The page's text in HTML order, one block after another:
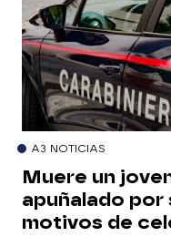
A3 NOTICIAS
Muere un
apuñalado
motivos de